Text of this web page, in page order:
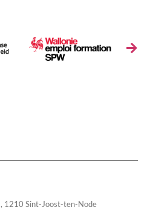
1210 Sint-Joost-ten-Node